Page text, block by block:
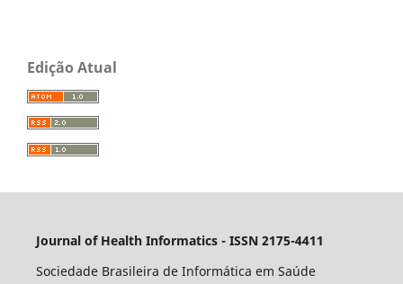
Edição Atual
Journal of Health Informatics - ISSN 2175-4411
Sociedade Brasileira de Informática em Saúde